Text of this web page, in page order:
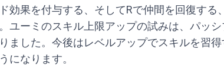
効果を付与する、そしてRで仲間を回復する
ユーミのスキル上限アップの試みは、パッシ
ました。今後はレベルアップでスキルを習得
になります。